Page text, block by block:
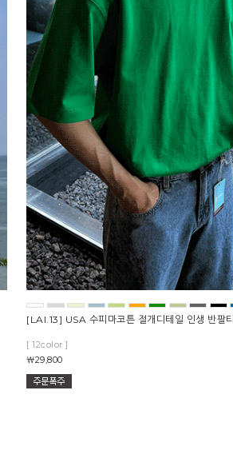
[LAI.13] USA 수피마코튼 절개디테일 인생 반팔티
[ 12color ]
￦29,800